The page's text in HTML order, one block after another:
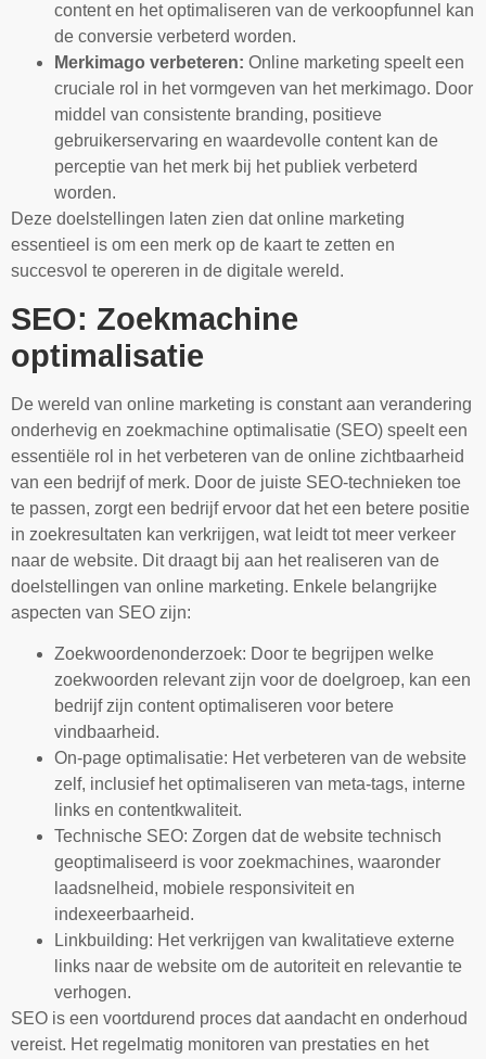
content en het optimaliseren van de verkoopfunnel kan
de conversie verbeterd worden.
Merkimago verbeteren: Online marketing speelt een
cruciale rol in het vormgeven van het merkimago. Door
middel van consistente branding, positieve
gebruikerservaring en waardevolle content kan de
perceptie van het merk bij het publiek verbeterd
worden.
Deze doelstellingen laten zien dat online marketing
essentieel is om een merk op de kaart te zetten en
succesvol te opereren in de digitale wereld.
SEO: Zoekmachine
optimalisatie
De wereld van online marketing is constant aan verandering
onderhevig en zoekmachine optimalisatie (SEO) speelt een
essentiële rol in het verbeteren van de online zichtbaarheid
van een bedrijf of merk. Door de juiste SEO-technieken toe
te passen, zorgt een bedrijf ervoor dat het een betere positie
in zoekresultaten kan verkrijgen, wat leidt tot meer verkeer
naar de website. Dit draagt bij aan het realiseren van de
doelstellingen van online marketing. Enkele belangrijke
aspecten van SEO zijn:
Zoekwoordenonderzoek: Door te begrijpen welke
zoekwoorden relevant zijn voor de doelgroep, kan een
bedrijf zijn content optimaliseren voor betere
vindbaarheid.
On-page optimalisatie: Het verbeteren van de website
zelf, inclusief het optimaliseren van meta-tags, interne
links en contentkwaliteit.
Technische SEO: Zorgen dat de website technisch
geoptimaliseerd is voor zoekmachines, waaronder
laadsnelheid, mobiele responsiviteit en
indexeerbaarheid.
Linkbuilding: Het verkrijgen van kwalitatieve externe
links naar de website om de autoriteit en relevantie te
verhogen.
SEO is een voortdurend proces dat aandacht en onderhoud
vereist. Het regelmatig monitoren van prestaties en het